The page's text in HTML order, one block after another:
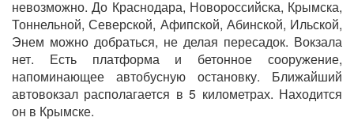
невозможно. До Краснодара, Новороссийска, Крымска,
Тоннельной, Северской, Афипской, Абинской, Ильской,
Энем можно добраться, не делая пересадок. Вокзала
нет. Есть платформа и бетонное сооружение,
напоминающее автобусную остановку. Ближайший
автовокзал располагается в 5 километрах. Находится
он в Крымске.